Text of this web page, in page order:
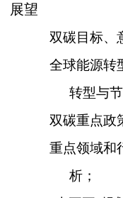
展望
双碳目标、
全球能源转
转型与
双碳重点政
重点领域和
析；